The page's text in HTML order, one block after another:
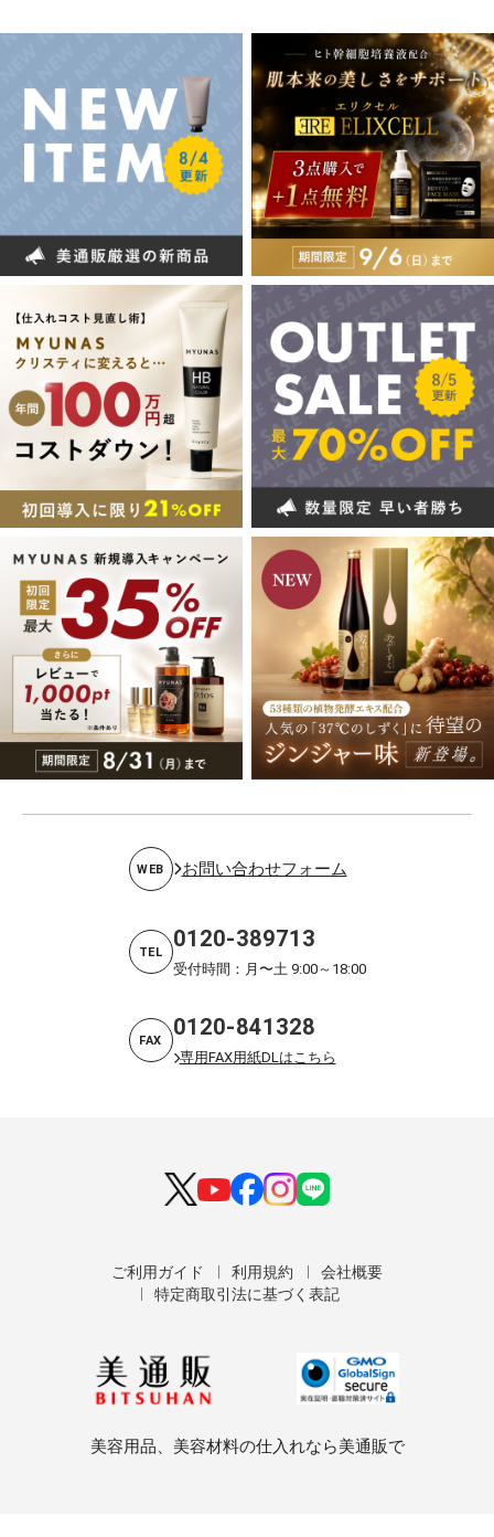
WEB お問い合わせフォーム
TEL 0120-389713
受付時間：月〜土 9:00～18:00
FAX 0120-841328
専用FAX用紙DLはこちら
ご利用ガイド 利用規約
会社概要
特定商取引法に基づく表記
美容用品、美容材料の仕入れなら美通販で